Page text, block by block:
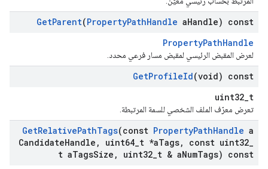
GetParent(PropertyPathHandle aHandle) const
PropertyPathHandle
لعرض المقبض الرئيسي لمقبض مسار فرعي محدد.
GetProfileId(void) const
uint32_t
تعرض معرّف الملف الشخصي للسمة المرتبطة.
GetRelativePathTags(const PropertyPathHandle a
CandidateHandle , uint64 t *aTags, const uint32
t aTagsSize , uint32 t & aNumTags) const